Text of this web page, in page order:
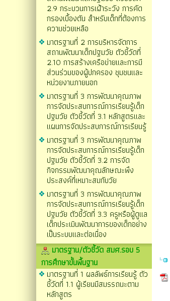
2.9 กระบวนการเฝ้าระวัง การคัด
กรองเบื้องตัน สำหรับเด็กที่ต้องการ
ความช่วยเหลือ
มาตรฐานที่ 2 การบริหารจัดการ
สถานพัฒนาเด็กปฐมวัย ตัวชี้วัดที่
2.10 การสร้างเครือข่ายและการมี
ส่วนร่วมของผู้ปกครอง ชุมชนและ
หน่วยงานภายนอก
มาตรฐานที่ 3 การพัฒนาคุณภาพ
การจัดประสบการณ์การเรียนรู้เด็ก
ปฐมวัย ตัวชี้วัดที่ 3.1 หลักสูตรและ
แผนการจัดประสบการณ์การเรียนรู้
มาตรฐานที่ 3 การพัฒนาคุณภาพ
การจัดประสบการณ์การเรียนรู้เด็ก
ปฐมวัย ตัวชี้วัดที่ 3.2 การจัด
กิจกรรมพัฒนาคุณลักษณะพึง
ประสงค์ที่เหมาะสมกับวัย
มาตรฐานที่ 3 การพัฒนาคุณภาพ
การจัดประสบการณ์การเรียนรู้เด็ก
ปฐมวัย ตัวชี้วัดที่ 3.3 ครูหรือผู้ดูแล
เด็กประเมินพัฒนาการของเด็กอย่าง
เป็นระบบและต่อเนื่อง
มาตรฐาน/ตัวชี้วัด สมศ.รอบ 5
การศึกษาขั้นพื้นฐาน
มาตรฐานที่ 1 ผลลัพธ์การเรียนรู้ ตัว
ชี้วัดที่ 1.1 ผู้เรียนมีสมรรถนะตาม
หลักสูตร